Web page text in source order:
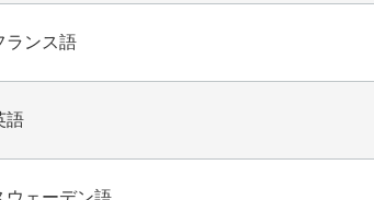
ランス語
語